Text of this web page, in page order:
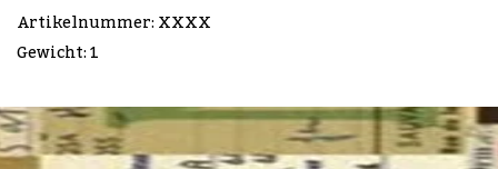
Artikelnummer: XXXX
Gewicht: 1